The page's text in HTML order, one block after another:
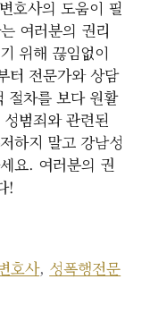
호사의 도움이 필
여러분의 권리
위해 끊임없이
터 전문가와 상담
절차를 보다 원활
범죄와 관련된
하지 말고 강남성
요. 여러분의 권
!
호사, 성폭행전문